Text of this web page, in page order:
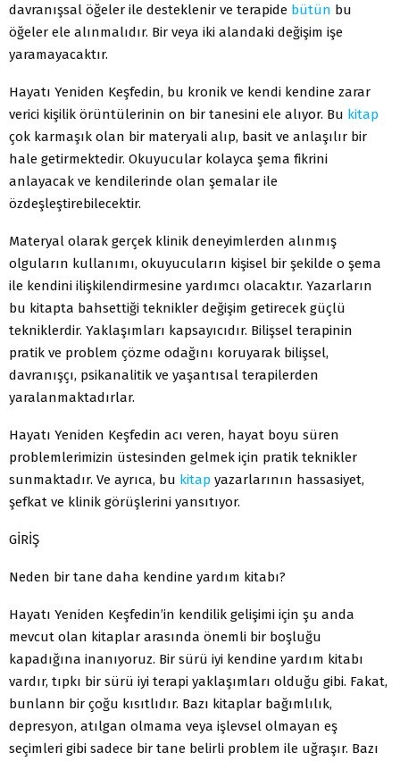
davranışsal öğeler ile desteklenir ve terapide bütün bu
öğeler ele alınmalıdır. Bir veya iki alandaki değişim işe
yaramayacaktır.
Hayatı Yeniden Keşfedin, bu kronik ve kendi kendine zarar
verici kişilik örüntülerinin on bir tanesini ele alıyor. Bu kitap
çok karmaşık olan bir materyali alıp, basit ve anlaşılır bir
hale getirmektedir. Okuyucular kolayca şema fikrini
anlayacak ve kendilerinde olan şemalar ile
özdeşleştirebilecektir.
Materyal olarak gerçek klinik deneyimlerden alınmış
olguların kullanımı, okuyucuların kişisel bir şekilde o şema
ile kendini ilişkilendirmesine yardımcı olacaktır. Yazarların
bu kitapta bahsettiği teknikler değişim getirecek güçlü
tekniklerdir. Yaklaşımları kapsayıcıdır. Bilişsel terapinin
pratik ve problem çözme odağını koruyarak bilişsel,
davranışçı, psikanalitik ve yaşantısal terapilerden
yaralanmaktadırlar.
Hayatı Yeniden Keşfedin acı veren, hayat boyu süren
problemlerimizin üstesinden gelmek için pratik teknikler
sunmaktadır. Ve ayrıca, bu kitap yazarlarının hassasiyet,
şefkat ve klinik görüşlerini yansıtıyor.
GİRİŞ
Neden bir tane daha kendine yardım kitabı?
Hayatı Yeniden Keşfedin’in kendilik gelişimi için şu anda
mevcut olan kitaplar arasında önemli bir boşluğu
kapadığına inanıyoruz. Bir sürü iyi kendine yardım kitabı
vardır, tıpkı bir sürü iyi terapi yaklaşımları olduğu gibi. Fakat,
bunlann bir çoğu kısıtlıdır. Bazı kitaplar bağımlılık,
depresyon, atılgan olmama veya işlevsel olmayan eş
seçimleri gibi sadece bir tane belirli problem ile uğraşır. Bazı